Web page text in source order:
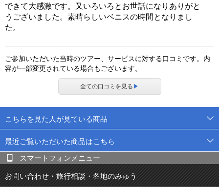
できて大感激です。又いろいろとお世話になりありがと
うございました。素晴らしいベニスの時間となりまし
た。
ご参加いただいた当時のツアー、サービスに対する口コミです。内
容が一部変更されている場合もございます。
全ての口コミを見る ▶
こちらを見た人が見ている商品
最近ご覧いただいた商品はこちら
スマートフォンメニュー
お問い合わせ・旅行相談・各地のみゅう